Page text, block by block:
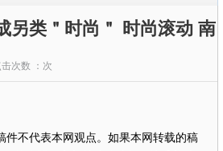
另类＂时尚＂ 时尚滚动 南
次数 ： 次
不代表本网观点。如果本网转载的稿